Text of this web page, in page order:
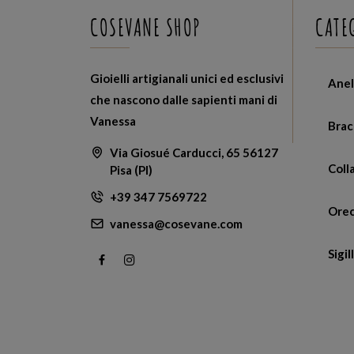
COSEVANE SHOP
Gioielli artigianali unici ed esclusivi
che nascono dalle sapienti mani di
Vanessa
Via Giosué Carducci, 65 56127
Pisa (PI)
+39 347 7569722
vanessa@cosevane.com